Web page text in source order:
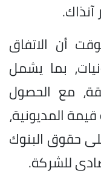
أن الاتفاق
بما يشمل
مع الحصول
المديونية،
حقوق البنوك
للشركة.